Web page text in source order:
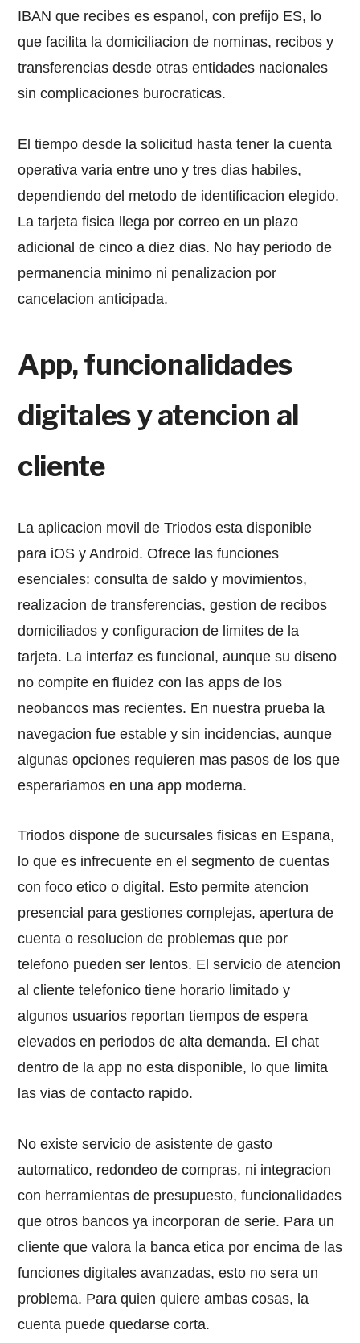
IBAN que recibes es espanol, con prefijo ES, lo
que facilita la domiciliacion de nominas, recibos y
transferencias desde otras entidades nacionales
sin complicaciones burocraticas.
El tiempo desde la solicitud hasta tener la cuenta
operativa varia entre uno y tres dias habiles,
dependiendo del metodo de identificacion elegido.
La tarjeta fisica llega por correo en un plazo
adicional de cinco a diez dias. No hay periodo de
permanencia minimo ni penalizacion por
cancelacion anticipada.
App, funcionalidades
digitales y atencion al
cliente
La aplicacion movil de Triodos esta disponible
para iOS y Android. Ofrece las funciones
esenciales: consulta de saldo y movimientos,
realizacion de transferencias, gestion de recibos
domiciliados y configuracion de limites de la
tarjeta. La interfaz es funcional, aunque su diseno
no compite en fluidez con las apps de los
neobancos mas recientes. En nuestra prueba la
navegacion fue estable y sin incidencias, aunque
algunas opciones requieren mas pasos de los que
esperariamos en una app moderna.
Triodos dispone de sucursales fisicas en Espana,
lo que es infrecuente en el segmento de cuentas
con foco etico o digital. Esto permite atencion
presencial para gestiones complejas, apertura de
cuenta o resolucion de problemas que por
telefono pueden ser lentos. El servicio de atencion
al cliente telefonico tiene horario limitado y
algunos usuarios reportan tiempos de espera
elevados en periodos de alta demanda. El chat
dentro de la app no esta disponible, lo que limita
las vias de contacto rapido.
No existe servicio de asistente de gasto
automatico, redondeo de compras, ni integracion
con herramientas de presupuesto, funcionalidades
que otros bancos ya incorporan de serie. Para un
cliente que valora la banca etica por encima de las
funciones digitales avanzadas, esto no sera un
problema. Para quien quiere ambas cosas, la
cuenta puede quedarse corta.